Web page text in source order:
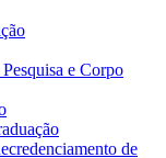
e Corpo
de